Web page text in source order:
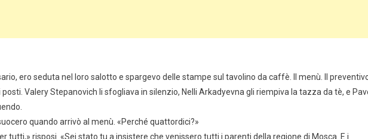
ero seduta nel loro salotto e spargevo delle stampe sul tavolino da caffè. Il menù. Il
posti. Valery Stepanovich li sfogliava in silenzio, Nelli Arkadyevna gli riempiva la tazza da tè, e
quando arrivò al menù. «Perché quattordici?»
tutti,» risposi. «Sei stato tu a insistere che venissero tutti i parenti della regione di Mosca. E i